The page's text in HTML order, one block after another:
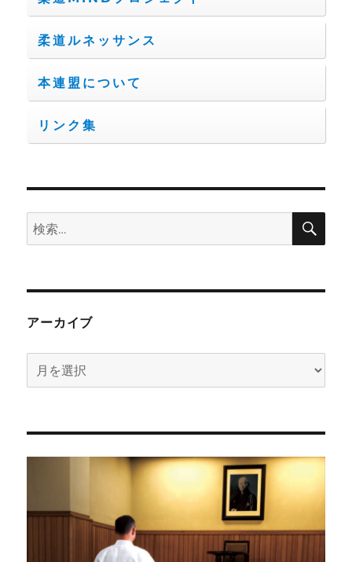
柔道ルネッサンス
本連盟について
リンク集
検
索:
検
アーカイブ
ー
イ